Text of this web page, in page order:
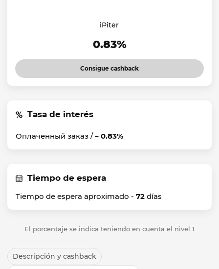
iPiter
0.83%
Consigue cashback
Tasa de interés
Оплаченный заказ / – 0.83%
Tiempo de espera
Tiempo de espera aproximado - 72 días
El porcentaje se indica teniendo en cuenta el nivel 1
Descripción y cashback